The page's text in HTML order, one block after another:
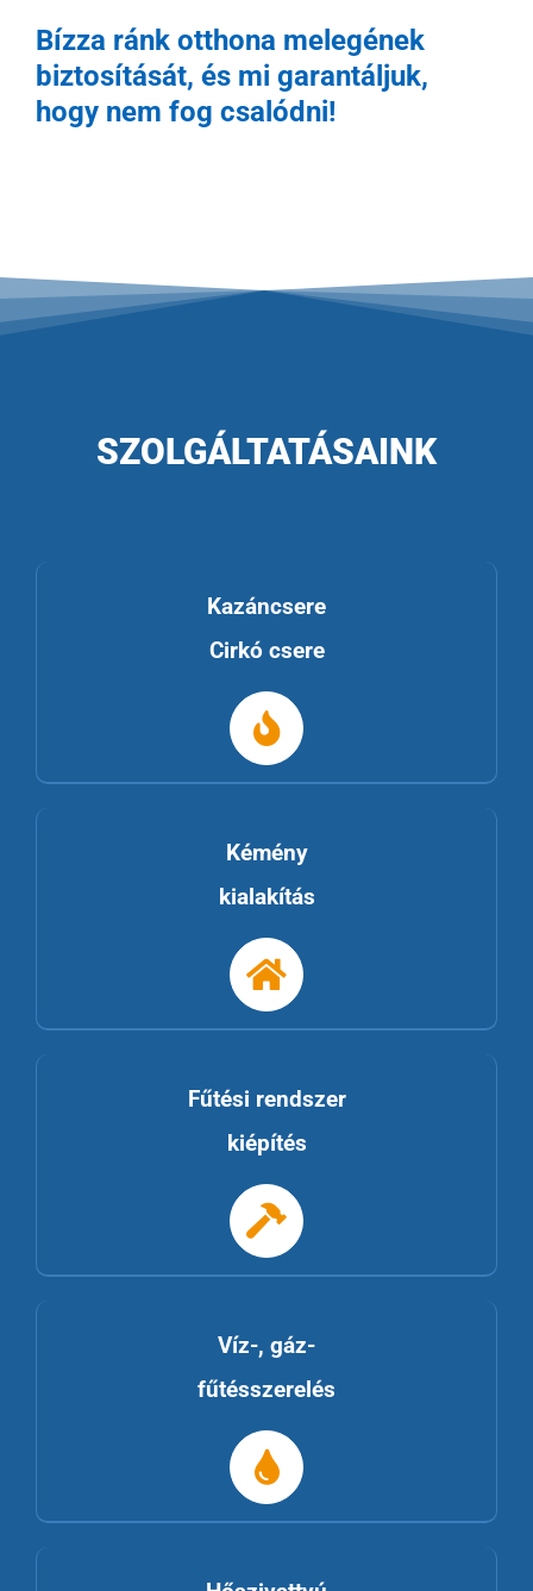
Bízza ránk otthona melegének
biztosítását, és mi garantáljuk,
hogy nem fog csalódni!
SZOLGÁLTATÁSAINK
Kazáncsere
Cirkó csere
Kémény
kialakítás
Fűtési rendszer
kiépítés
Víz-, gáz-
fűtésszerelés